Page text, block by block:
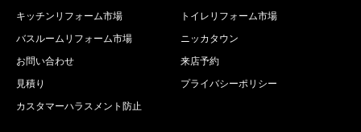
キッチンリフォーム市場
トイレリフォーム市場
バスルームリフォーム市場
ニッカタウン
お問い合わせ
来店予約
見積り
プライバシーポリシー
カスタマーハラスメント防止